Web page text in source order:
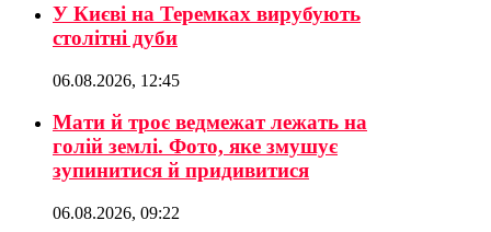
У Києві на Теремках вирубують
столітні дуби
06.08.2026, 12:45
Мати й троє ведмежат лежать на
голій землі. Фото, яке змушує
зупинитися й придивитися
06.08.2026, 09:22